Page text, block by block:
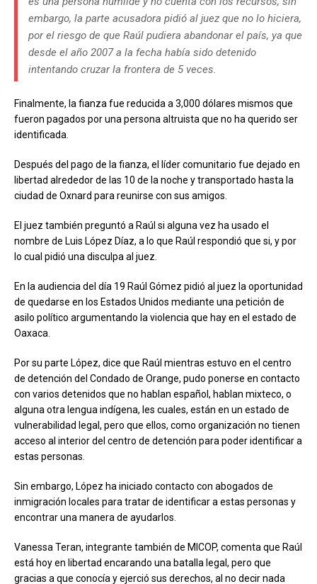
embargo, la parte acusadora pidió al juez que no lo hiciera,
por el riesgo de que Raúl pudiera abandonar el país, ya que
desde el año 2007 a la fecha había sido detenido
intentando cruzar la frontera de 5 veces.
Finalmente, la fianza fue reducida a 3,000 dólares mismos que
fueron pagados por una persona altruista que no ha querido ser
identificada.
Después del pago de la fianza, el líder comunitario fue dejado en
libertad alrededor de las 10 de la noche y transportado hasta la
ciudad de Oxnard para reunirse con sus amigos.
El juez también preguntó a Raúl si alguna vez ha usado el
nombre de Luis López Díaz, a lo que Raúl respondió que si, y por
lo cual pidió una disculpa al juez.
En la audiencia del día 19 Raúl Gómez pidió al juez la oportunidad
de quedarse en los Estados Unidos mediante una petición de
asilo político argumentando la violencia que hay en el estado de
Oaxaca.
Por su parte López, dice que Raúl mientras estuvo en el centro
de detención del Condado de Orange, pudo ponerse en contacto
con varios detenidos que no hablan español, hablan mixteco, o
alguna otra lengua indígena, les cuales, están en un estado de
vulnerabilidad legal, pero que ellos, como organización no tienen
acceso al interior del centro de detención para poder identificar a
estas personas.
Sin embargo, López ha iniciado contacto con abogados de
inmigración locales para tratar de identificar a estas personas y
encontrar una manera de ayudarlos.
Vanessa Teran, integrante también de MICOP, comenta que Raúl
está hoy en libertad encarando una batalla legal, pero que
gracias a que conocía y ejerció sus derechos, al no decir nada